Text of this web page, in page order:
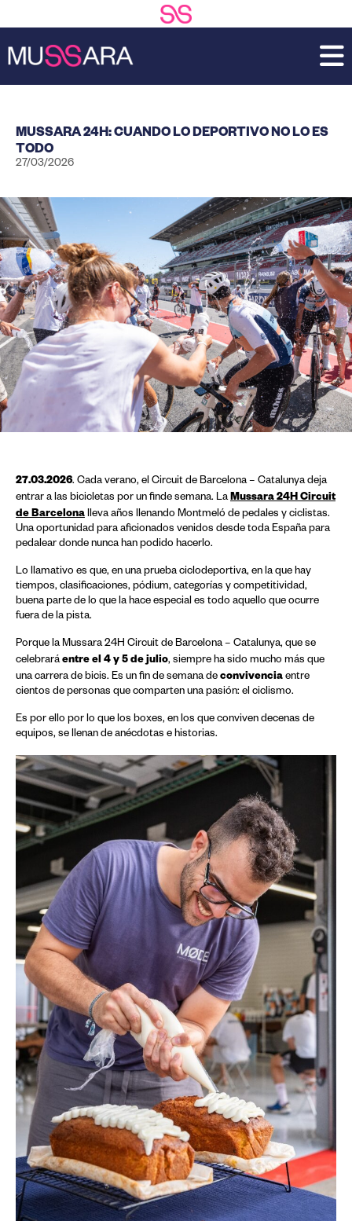
contenido
principal
MUSSARA 24H: CUANDO LO DEPORTIVO NO LO ES
TODO
27/03/2026
27.03.2026. Cada verano, el Circuit de Barcelona – Catalunya deja
entrar a las bicicletas por un finde semana. LaMussara 24H Circuit
de Barcelona lleva años llenando Montmeló de pedales y ciclistas.
Una oportunidad para aficionados venidos desde toda España para
pedalear donde nunca han podido hacerlo.
Lo llamativo es que, en una prueba ciclodeportiva, en la que hay
tiempos, clasificaciones, pódium, categorías y competitividad,
buena parte de lo que la hace especial es todo aquello que ocurre
fuera de la pista.
Porque la Mussara 24H Circuit de Barcelona – Catalunya, que se
celebraráentre el 4 y 5 de julio, siempre ha sido mucho más que
una carrera de bicis. Es un fin de semana de convivencia entre
cientos de personas que comparten una pasión: el ciclismo.
Es por ello por lo que los boxes, en los que conviven decenas de
equipos, se llenan de anécdotas e historias.